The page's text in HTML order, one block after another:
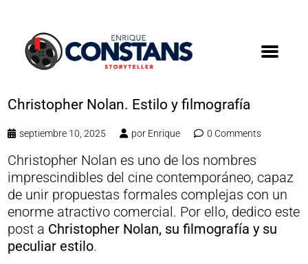
Christopher Nolan. Estilo y filmografía
septiembre 10, 2025 por Enrique 0 Comments
Christopher Nolan es uno de los nombres
imprescindibles del cine contemporáneo, capaz
de unir propuestas formales complejas con un
enorme atractivo comercial. Por ello, dedico este
post a Christopher Nolan, su filmografía y su
peculiar estilo.